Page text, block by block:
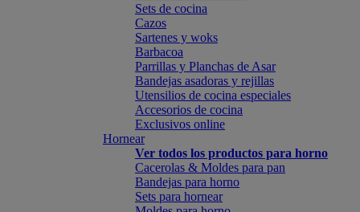
Sets de cocina
Cazos
Sartenes y woks
Barbacoa
Parrillas y Planchas de Asar
Bandejas asadoras y rejillas
Utensilios de cocina especiales
Accesorios de cocina
Exclusivos online
Hornear
Ver todos los productos para horno
Cacerolas & Moldes para pan
Bandejas para horno
Sets para hornear